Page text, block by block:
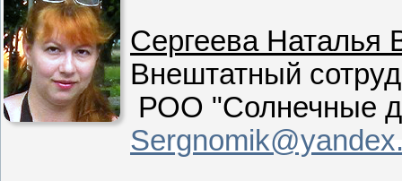
Сергеева Наталья
Внештатный
РОО "Солнечные